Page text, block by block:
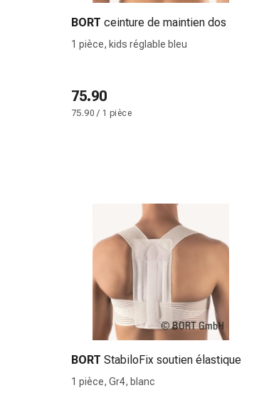
brûlures
Bandes
Pansements
pour
Bandes
de
compression
Pansements
Bandes
pansement,
tapes
accessoires
BORT ceinture de maintien dos
1 pièce, kids réglable bleu
75.90
75.90 / 1 pièce
BORT StabiloFix soutien élastique
1 pièce, Gr4, blanc